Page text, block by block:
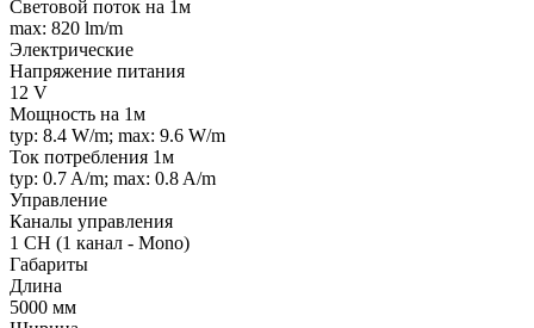
Световой поток на 1м
max: 820 lm/m
Электрические
Напряжение питания
12 V
Мощность на 1м
typ: 8.4 W/m; max: 9.6 W/m
Ток потребления 1м
typ: 0.7 A/m; max: 0.8 A/m
Управление
Каналы управления
1 CH (1 канал - Mono)
Габариты
Длина
5000 мм